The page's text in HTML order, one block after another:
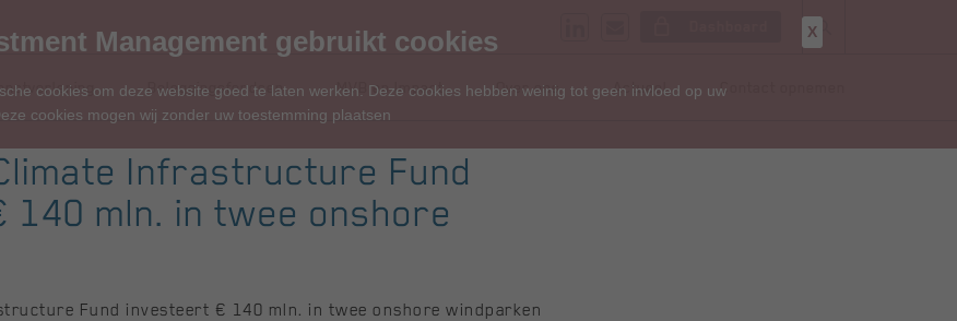
Beleggingsfondsen MVB en Impact Over ons Actueel Contact opnemen
Management gebruikt cookies
cookies om deze website goed te laten werken. Deze cookies hebben weinig tot geen invloed op uw
cookies mogen wij zonder uw toestemming plaatsen
X
Infrastructure Fund
mln. in twee onshore
Fund investeert € 140 mln. in twee onshore windparken